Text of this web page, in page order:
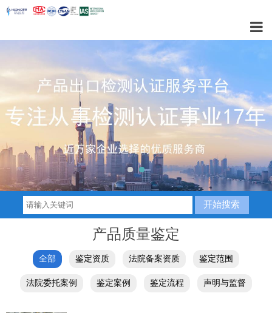
产品质量鉴定
全部 鉴定资质 法院备案资质 鉴定范围
法院委托案例 鉴定案例 鉴定流程 声明与监督